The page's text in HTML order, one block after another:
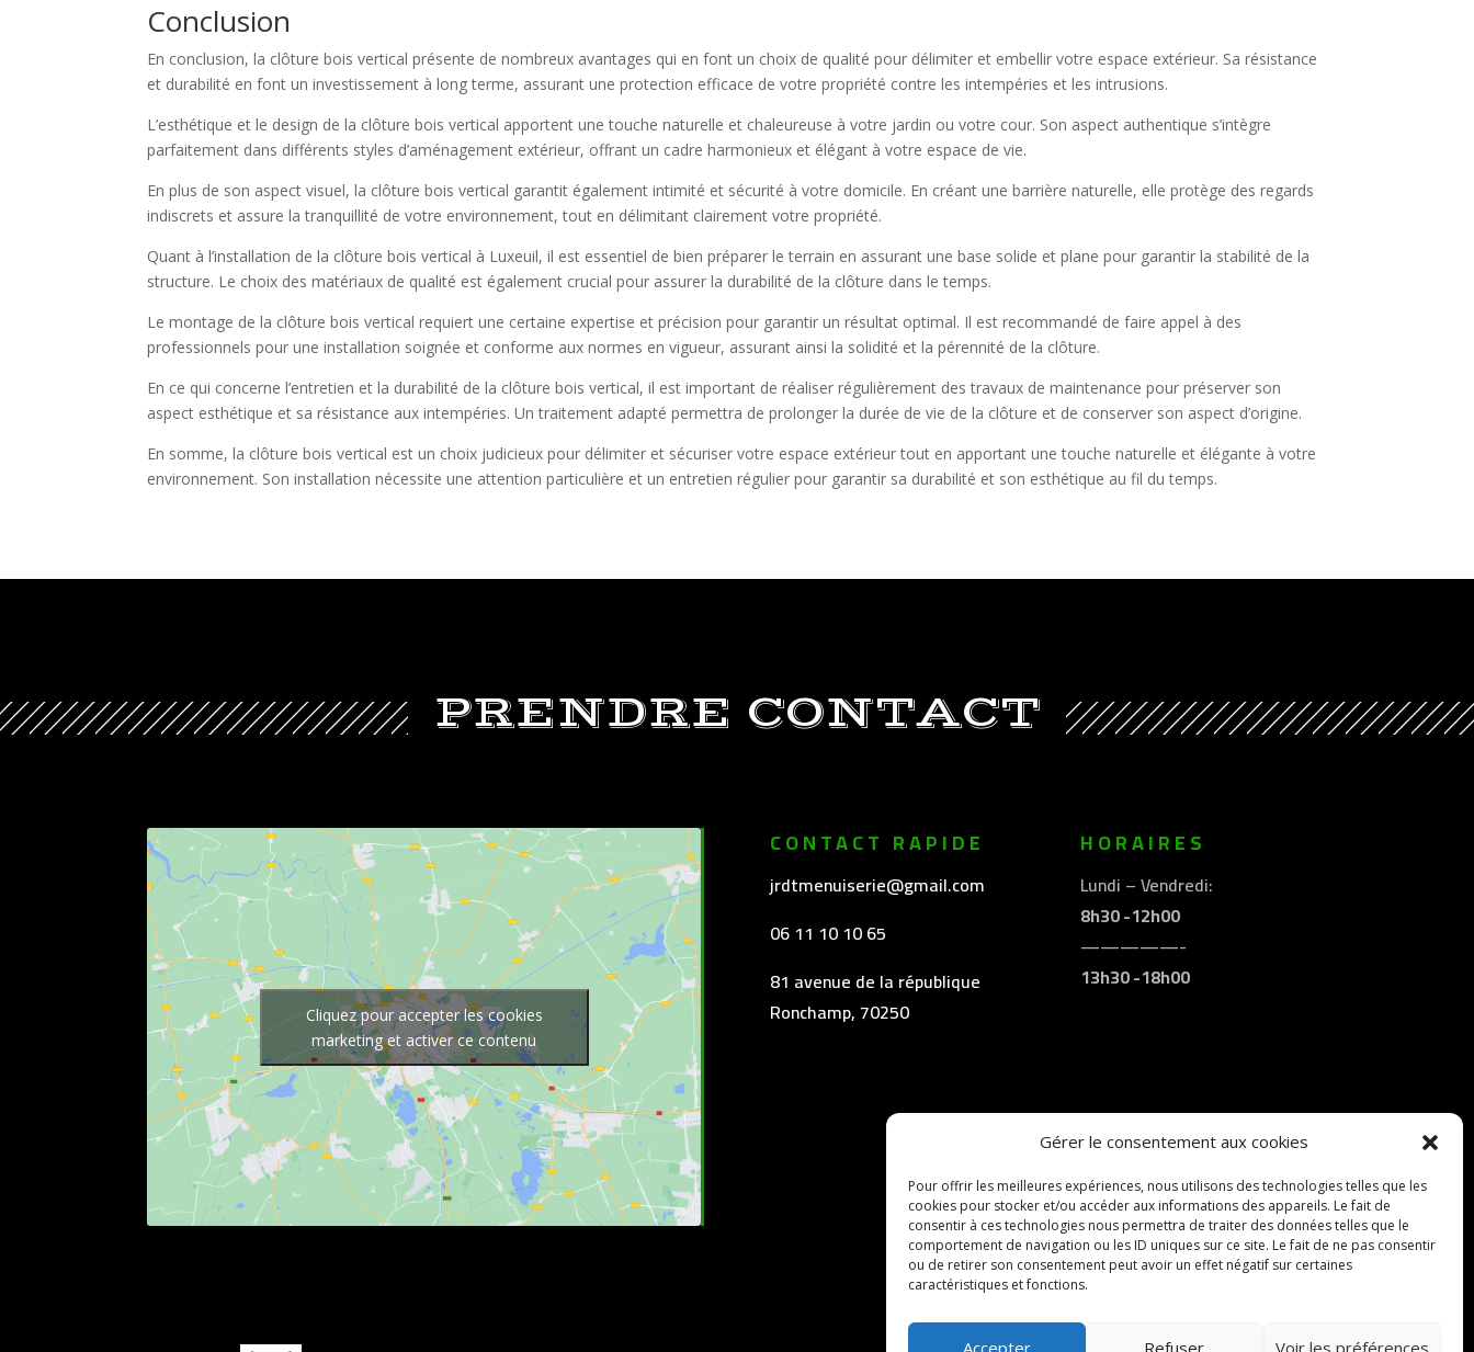
Gérer le consentement aux cookies
Pour offrir les meilleures expériences, nous utilisons des technologies telles que les
cookies pour stocker et/ou accéder aux informations des appareils. Le fait de
consentir à ces technologies nous permettra de traiter des données telles que le
comportement de navigation ou les ID uniques sur ce site. Le fait de ne pas consentir
ou de retirer son consentement peut avoir un effet négatif sur certaines
caractéristiques et fonctions.
Accepter Refuser Voir les préférences
Conclusion
En conclusion, la clôture bois vertical présente de nombreux avantages qui en font un choix de qualité pour délimiter et embellir votre espace extérieur. Sa résistance
et durabilité en font un investissement à long terme, assurant une protection efficace de votre propriété contre les intempéries et les intrusions.
L’esthétique et le design de la clôture bois vertical apportent une touche naturelle et chaleureuse à votre jardin ou votre cour. Son aspect authentique s’intègre
parfaitement dans différents styles d’aménagement extérieur, offrant un cadre harmonieux et élégant à votre espace de vie.
En plus de son aspect visuel, la clôture bois vertical garantit également intimité et sécurité à votre domicile. En créant une barrière naturelle, elle protège des regards
indiscrets et assure la tranquillité de votre environnement, tout en délimitant clairement votre propriété.
Quant à l’installation de la clôture bois vertical à Luxeuil, il est essentiel de bien préparer le terrain en assurant une base solide et plane pour garantir la stabilité de la
structure. Le choix des matériaux de qualité est également crucial pour assurer la durabilité de la clôture dans le temps.
Le montage de la clôture bois vertical requiert une certaine expertise et précision pour garantir un résultat optimal. Il est recommandé de faire appel à des
professionnels pour une installation soignée et conforme aux normes en vigueur, assurant ainsi la solidité et la pérennité de la clôture.
En ce qui concerne l’entretien et la durabilité de la clôture bois vertical, il est important de réaliser régulièrement des travaux de maintenance pour préserver son
aspect esthétique et sa résistance aux intempéries. Un traitement adapté permettra de prolonger la durée de vie de la clôture et de conserver son aspect d’origine.
En somme, la clôture bois vertical est un choix judicieux pour délimiter et sécuriser votre espace extérieur tout en apportant une touche naturelle et élégante à votre
environnement. Son installation nécessite une attention particulière et un entretien régulier pour garantir sa durabilité et son esthétique au fil du temps.
PRENDRE CONTACT
Cliquez pour accepter les cookies
marketing et activer ce contenu
CONTACT RAPIDE
jrdtmenuiserie@gmail.com
06 11 10 10 65
81 avenue de la république
Ronchamp, 70250
HORAIRES
Lundi – Vendredi:
8h30 -12h00
—————-
13h30 -18h00